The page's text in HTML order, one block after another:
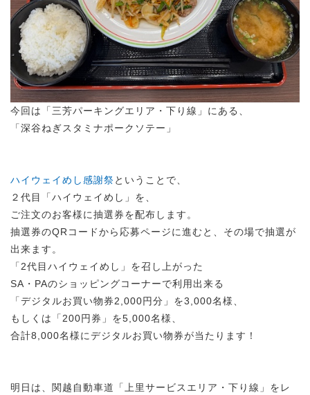
今回は「三芳パーキングエリア・下り線」にある、
「深谷ねぎスタミナポークソテー」
ハイウェイめし感謝祭ということで、
２代目「ハイウェイめし」を、
ご注文のお客様に抽選券を配布します。
抽選券のQRコードから応募ページに進むと、その場で抽選が
出来ます。
「2代目ハイウェイめし」を召し上がった
SA・PAのショッピングコーナーで利用出来る
「デジタルお買い物券2,000円分」を3,000名様、
もしくは「200円券」を5,000名様、
合計8,000名様にデジタルお買い物券が当たります！
明日は、関越自動車道「上里サービスエリア・下り線」をレ